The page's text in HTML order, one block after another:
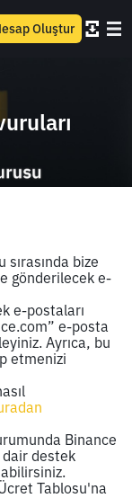
Oluştur
bize
gönderilecek e-
e-postaları
e-posta
Ayrıca, bu
etmenizi
Binance
dair destek
Tablosu'na